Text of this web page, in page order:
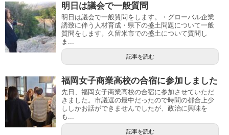
明日は議会で一般質問
明日は議会で一般質問をします。・グローバル企業
誘致に伴う人材育成・県下の盛土問題について一般
質問をします。久留米市での盛土について質問し
ま...
記事を読む
福岡女子商業高校の合宿に参加しました
先日、福岡女子商業高校の合宿に参加させていただ
きました。市議選の最中だったので時間の都合上少
ししかお話ができませんでしたが、政治に興味を
も...
記事を読む